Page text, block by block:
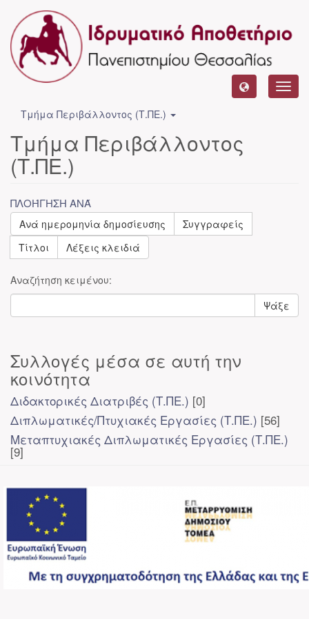
Τμήμα Περιβάλλοντος (Τ.ΠΕ.)
Τμήμα Περιβάλλοντος
(Τ.ΠΕ.)
ΠΛΟΉΓΗΣΗ ΑΝΆ
Ανά ημερομηνία δημοσίευσης
Συγγραφείς
Τίτλοι
Λέξεις κλειδιά
Αναζήτηση κειμένου:
Ψάξε
Συλλογές μέσα σε αυτή την
κοινότητα
Διδακτορικές Διατριβές (Τ.ΠΕ.) [0]
Διπλωματικές/Πτυχιακές Εργασίες (Τ.ΠΕ.) [56]
Μεταπτυχιακές Διπλωματικές Εργασίες (Τ.ΠΕ.)
[9]